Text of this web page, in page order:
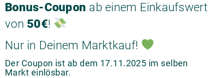
Bonus-Coupon ab einem Einkaufswert
von 50€!
Nur in Deinem Marktkauf!
Der Coupon ist ab dem 17.11.2025 im selben
Markt einlösbar.